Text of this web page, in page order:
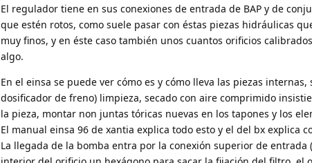
El regulador tiene en sus conexiones de entrada de BAP y de
que estén rotos, como suele pasar con éstas piezas hidráulicas
muy finos, y en éste caso también unos cuantos orificios
algo.
En el einsa se puede ver cómo es y cómo lleva las piezas
dosificador de freno) limpieza, secado con aire comprimido
la pieza, montar non juntas tóricas nuevas en los tapones y los
El manual einsa 96 de xantia explica todo esto y el del bx explica
La llegada de la bomba entra por la conexión superior de